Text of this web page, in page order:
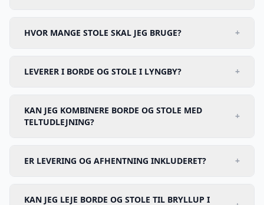
HVOR MANGE STOLE SKAL JEG BRUGE? +
LEVERER I BORDE OG STOLE I LYNGBY? +
KAN JEG KOMBINERE BORDE OG STOLE MED
TELTUDLEJNING?
+
ER LEVERING OG AFHENTNING INKLUDERET? +
KAN JEG LEJE BORDE OG STOLE TIL BRYLLUP I